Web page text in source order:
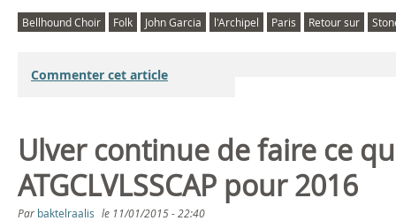
Bellhound Choir Folk John Garcia l'Archipel Paris Retour sur
Commenter cet article
Ulver continue de faire ce
ATGCLVLSSCAP pour 2016
Par baktelraalis le 11/01/2015 - 22:40